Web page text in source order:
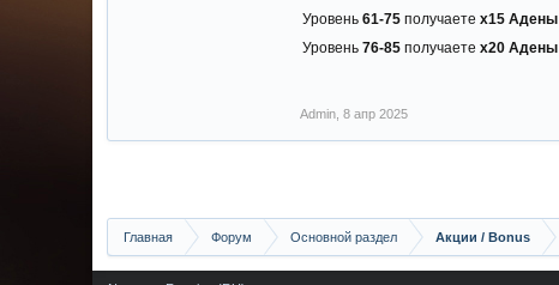
Уровень 61-75 получаете х15 Адены
Уровень 76-85 получаете х20 Адены
Admin 8 апр 2025
Главная Форум Основной раздел Акции / Bonus